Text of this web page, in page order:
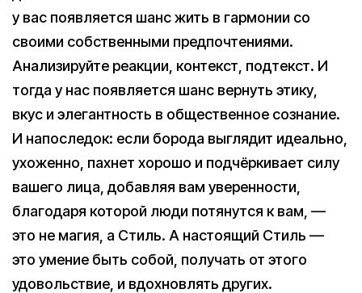
у вас появляется шанс жить в гармонии со
своими собственными предпочтениями.
Анализируйте реакции, контекст, подтекст. И
тогда у нас появляется шанс вернуть этику,
вкус и элегантность в общественное сознание.
И напоследок: если борода выглядит идеально,
ухоженно, пахнет хорошо и подчёркивает силу
вашего лица, добавляя вам уверенности,
благодаря которой люди потянутся к вам, —
это не магия, а Стиль. А настоящий Стиль —
это умение быть собой, получать от этого
удовольствие, и вдохновлять других.